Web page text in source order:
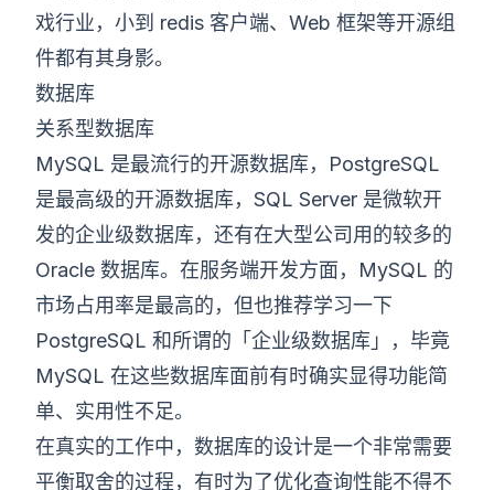
戏行业，小到 redis 客户端、Web 框架等开源组
件都有其身影。
数据库
关系型数据库
MySQL 是最流行的开源数据库，PostgreSQL
是最高级的开源数据库，SQL Server 是微软开
发的企业级数据库，还有在大型公司用的较多的
Oracle 数据库。在服务端开发方面，MySQL 的
市场占用率是最高的，但也推荐学习一下
PostgreSQL 和所谓的「企业级数据库」，毕竟
MySQL 在这些数据库面前有时确实显得功能简
单、实用性不足。
在真实的工作中，数据库的设计是一个非常需要
平衡取舍的过程，有时为了优化查询性能不得不